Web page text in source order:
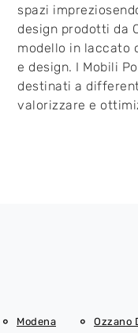
spazi
design prodotti da
modello in laccato
e design. I Mobili
destinati a
valorizzare e
Modena Ozzano